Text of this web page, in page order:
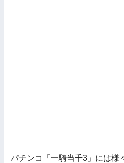
パチンコ「一騎当千3」には様